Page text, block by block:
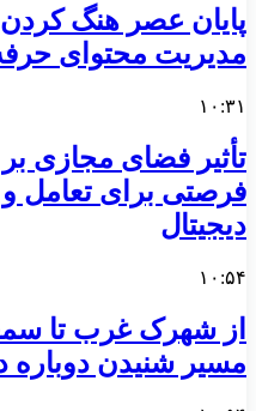
پایان عصر هنگ
مدیریت محتوای حرفه
۱۰:۳۱
تأثیر فضای مجازی
فرصتی برای تعامل و
دیجیتال
۱۰:۵۴
از شهرک غرب تا
مسیر شنیدن دوباره